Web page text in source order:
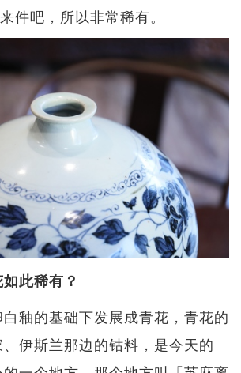
件吧，所以非常稀有。
此稀有？
釉的基础下发展成青花，青花的
伊斯兰那边的钴料，是今天的